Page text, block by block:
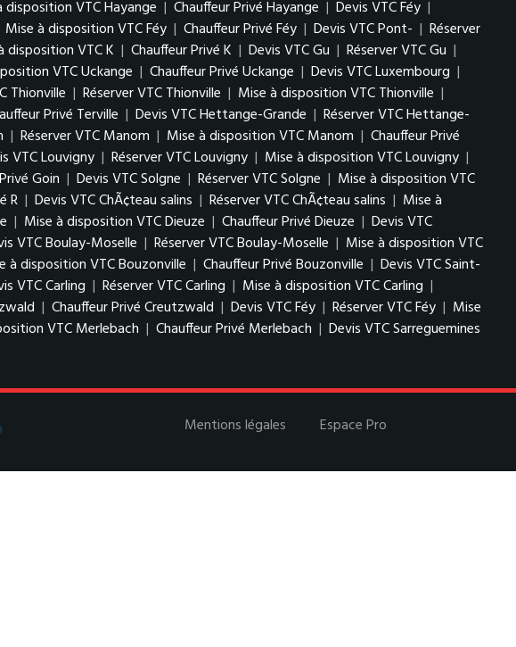
disposition VTC Hayange | Chauffeur Privé Hayange | Devis VTC Féy |
Mise à disposition VTC Féy | Chauffeur Privé Féy | Devis VTC Pont- | Réserver
disposition VTC K | Chauffeur Privé K | Devis VTC Gu | Réserver VTC Gu |
VTC Uckange | Chauffeur Privé Uckange | Devis VTC Luxembourg |
Thionville | Réserver VTC Thionville | Mise à disposition VTC Thionville |
Privé Terville | Devis VTC Hettange-Grande | Réserver VTC Hettange-
| Réserver VTC Manom | Mise à disposition VTC Manom | Chauffeur Privé
VTC Louvigny | Réserver VTC Louvigny | Mise à disposition VTC Louvigny |
Goin | Devis VTC Solgne | Réserver VTC Solgne | Mise à disposition VTC
R | Devis VTC ChÃ¢teau salins | Réserver VTC ChÃ¢teau salins | Mise à
| Mise à disposition VTC Dieuze | Chauffeur Privé Dieuze | Devis VTC
VTC Boulay-Moselle | Réserver VTC Boulay-Moselle | Mise à disposition VTC
à disposition VTC Bouzonville | Chauffeur Privé Bouzonville | Devis VTC Saint-
VTC Carling | Réserver VTC Carling | Mise à disposition VTC Carling |
| Chauffeur Privé Creutzwald | Devis VTC Féy | Réserver VTC Féy | Mise
VTC Merlebach | Chauffeur Privé Merlebach | Devis VTC Sarreguemines
Mentions légales Espace Pro